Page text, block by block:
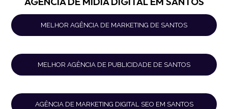
MELHOR AGÊNCIA DE MARKETING DE SANTOS
MELHOR AGÊNCIA DE PUBLICIDADE DE SANTOS
AGÊNCIA DE MARKETING DIGITAL SEO EM SANTOS